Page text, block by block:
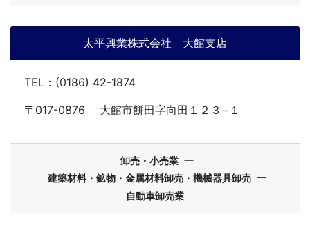
太平興業株式会社 大館支店
TEL：(0186) 42-1874
〒017-0876
大館市餅田字向田１２３−１
卸売・小売業 ー
建築材料・鉱物・金属材料卸売・機械器具卸売 ー
自動車卸売業